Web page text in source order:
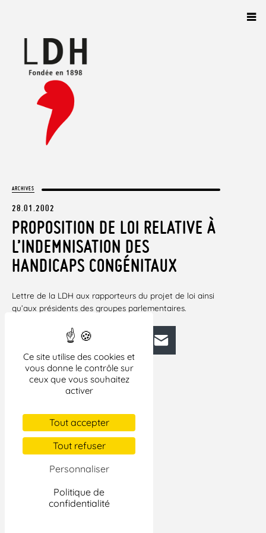
Ce site utilise des cookies et
vous donne le contrôle sur
ceux que vous souhaitez
activer
Tout accepter
Tout refuser
Personnaliser
Politique de
confidentialité
ARCHIVES
28.01.2002
PROPOSITION DE LOI RELATIVE À
L’INDEMNISATION DES
HANDICAPS CONGÉNITAUX
Lettre de la LDH aux rapporteurs du projet de loi ainsi
qu’aux présidents des groupes parlementaires.
FacebookBlueskyMastodonLinkedIn